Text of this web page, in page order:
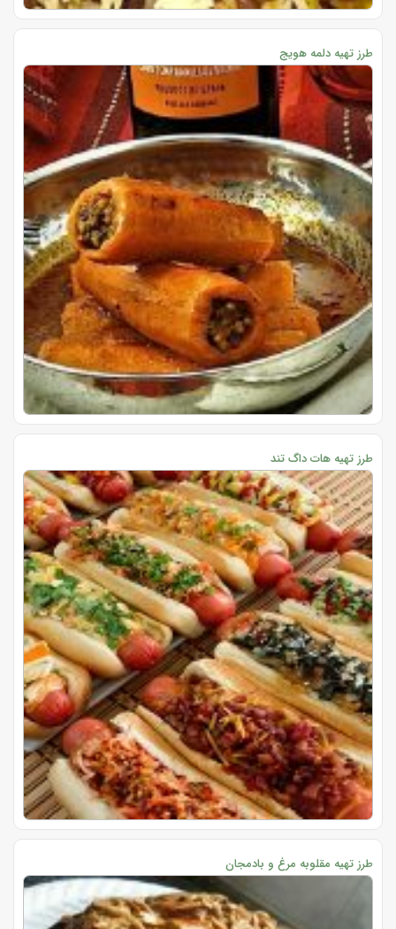
طرز تهیه دلمه هویج
طرز تهیه هات داگ تند
طرز تهیه مقلوبه مرغ و بادمجان